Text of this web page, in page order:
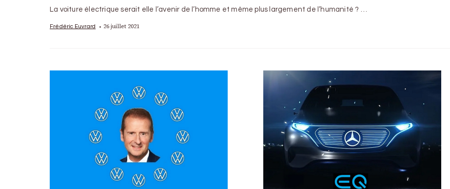
La voiture électrique serait elle l’avenir de l’homme et même plus largement de l’humanité ? …
Frédéric Euvrard 26 juillet 2021